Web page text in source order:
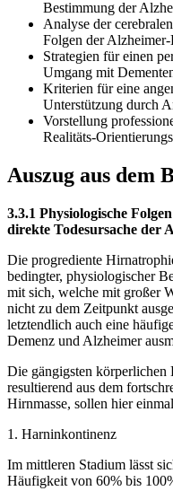
Bestimmung der
Analyse der
Folgen der
Strategien für einen
Umgang mit
Kriterien für eine
Unterstützung durch
Vorstellung
Realitäts-
Auszug aus dem
3.3.1 Physiologische
direkte Todesursache der
Die progrediente
bedingter, physiologischer
mit sich, welche mit großer
nicht zu dem Zeitpunkt
letztendlich auch eine
Demenz und Alzheimer
Die gängigsten
resultierend aus dem
Hirnmasse, sollen hier
1. Harninkontinenz
Im mittleren Stadium lässt
Häufigkeit von 60% bis